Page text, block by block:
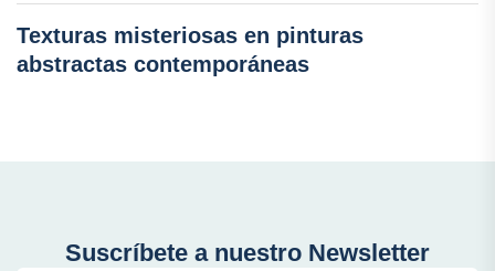
Texturas misteriosas en pinturas
abstractas contemporáneas
Suscríbete a nuestro Newsletter